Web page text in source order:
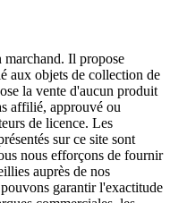
marchand. Il propose
aux objets de collection de
la vente d'aucun produit
affilié, approuvé ou
de licence. Les
sur ce site sont
nous efforçons de fournir
auprès de nos
garantir l'exactitude